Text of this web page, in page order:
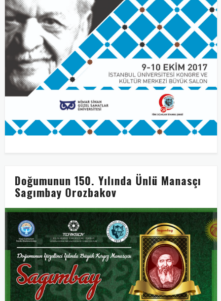
Doğumunun 150. Yılında Ünlü Manasçı
Sagımbay Orozbakov